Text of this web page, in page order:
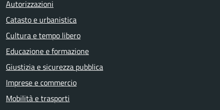
Autorizzazioni
Catasto e urbanistica
Cultura e tempo libero
Educazione e formazione
Giustizia e sicurezza pubblica
Imprese e commercio
Mobilità e trasporti